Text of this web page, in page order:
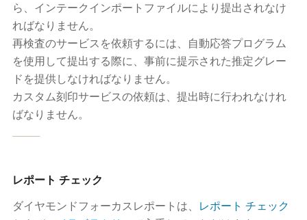
ら、インテークインポートファイルにより提出されなけ
ればなりません。
再検査のサービスを依頼するには、自動応答プログラム
を使用して提出する際に、事前に提示された推定グレー
ドを提供しなければなりません。
カスタム刻印サービスの依頼は、提出時に行われなけれ
ばなりません。
レポート チェック
ダイヤモンドフォーカスレポートは、
レポート チェック